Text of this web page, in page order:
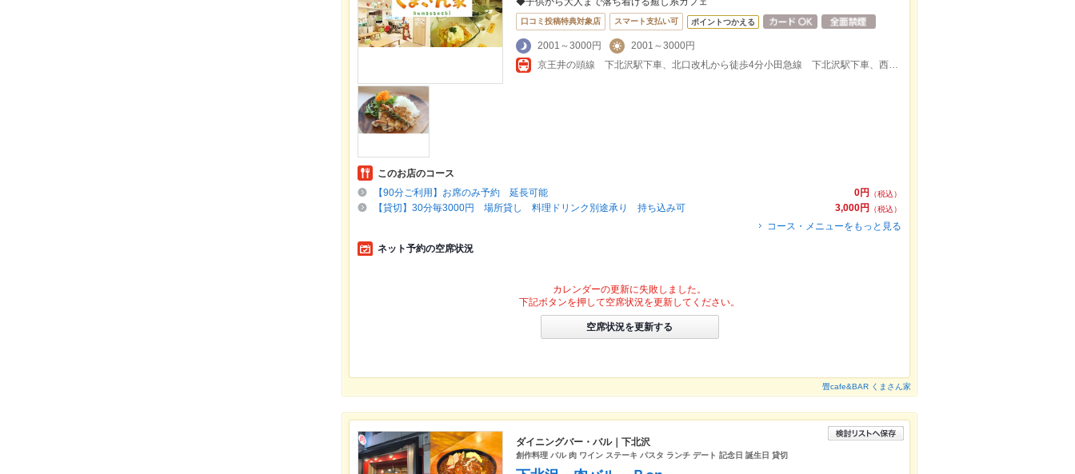
口コミ投稿特典対象店 スマート支払い可 ポイントつかえる
2001～3000円
2001～3000円
京王井の頭線 下北沢駅下車、北口改札から徒歩4分小田急線 下北沢駅下車、西口改札から徒歩4分。駅から214ｍ
このお店のコース
0円
（税込）
【90分ご利用】お席のみ予約 延長可能
3,000円
（税込）
【貸切】30分毎3000円 場所貸し 料理ドリンク別途承り 持ち込み可
コース・メニューをもっと見る
ネット予約の空席状況
カレンダーの更新に失敗しました。
下記ボタンを押して空席状況を更新してください。
空席状況を更新する
畳cafe&BAR くまさん家
ダイニングバー・バル｜下北沢
創作料理 バル 肉 ワイン ステーキ パスタ ランチ デート 記念日 誕生日 貸切